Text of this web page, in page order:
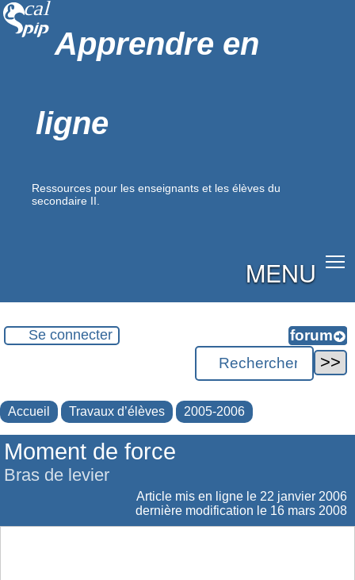
Apprendre en
ligne
Ressources pour les enseignants et les élèves du
secondaire II.
MENU
Se connecter
Accueil Travaux d’élèves 2005-2006
Moment de force
Bras de levier
Article mis en ligne le 22 janvier 2006
dernière modification le 16 mars 2008